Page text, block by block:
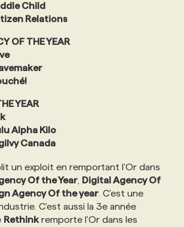
Child
Relations
OF THE YEAR
YEAR
Alpha Kilo
Canada
un exploit en remportant l'Or dans
Of the Year Digital Agency Of
Agency Of the year . C'est une
C'est aussi la 3e année
Rethinkremporte l'Or dans les